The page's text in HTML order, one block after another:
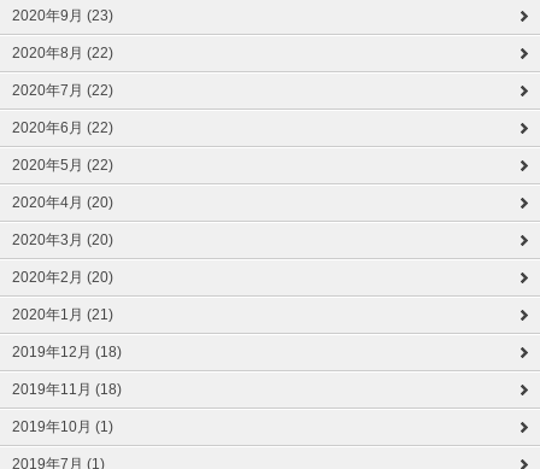
2020年9月 (23)
2020年8月 (22)
2020年7月 (22)
2020年6月 (22)
2020年5月 (22)
2020年4月 (20)
2020年3月 (20)
2020年2月 (20)
2020年1月 (21)
2019年12月 (18)
2019年11月 (18)
2019年10月 (1)
2019年7月 (1)